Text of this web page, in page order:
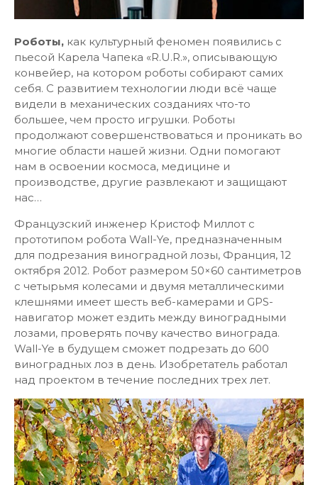
Роботы, как культурный феномен появились с
пьесой Карела Чапека «R.U.R.», описывающую
конвейер, на котором роботы собирают самих
себя. С развитием технологии люди всё чаще
видели в механических созданиях что-то
большее, чем просто игрушки. Роботы
продолжают совершенствоваться и проникать во
многие области нашей жизни. Одни помогают
нам в освоении космоса, медицине и
производстве, другие развлекают и защищают
нас…
Французский инженер Кристоф Миллот с
прототипом робота Wall-Ye, предназначенным
для подрезания виноградной лозы, Франция, 12
октября 2012. Робот размером 50×60 сантиметров
с четырьмя колесами и двумя металлическими
клешнями имеет шесть веб-камерами и GPS-
навигатор может ездить между виноградными
лозами, проверять почву качество винограда.
Wall-Ye в будущем сможет подрезать до 600
виноградных лоз в день. Изобретатель работал
над проектом в течение последних трех лет.